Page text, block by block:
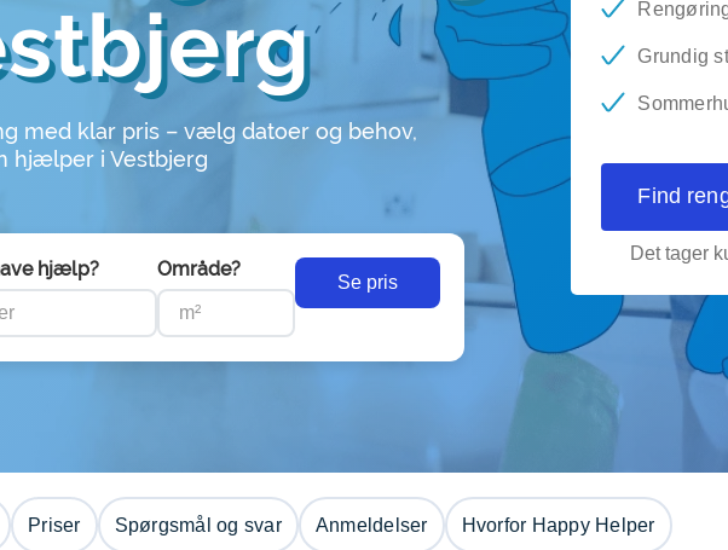
med klar pris – vælg datoer og behov,
hjælper i Vestbjerg
hjælp? Område?
Se pris
Grundig
Find
Det tager
Priser Spørgsmål og svar Anmeldelser Hvorfor Happy Helper